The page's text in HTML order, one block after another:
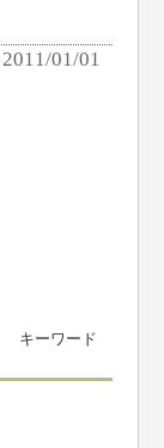
01/01
キーワード